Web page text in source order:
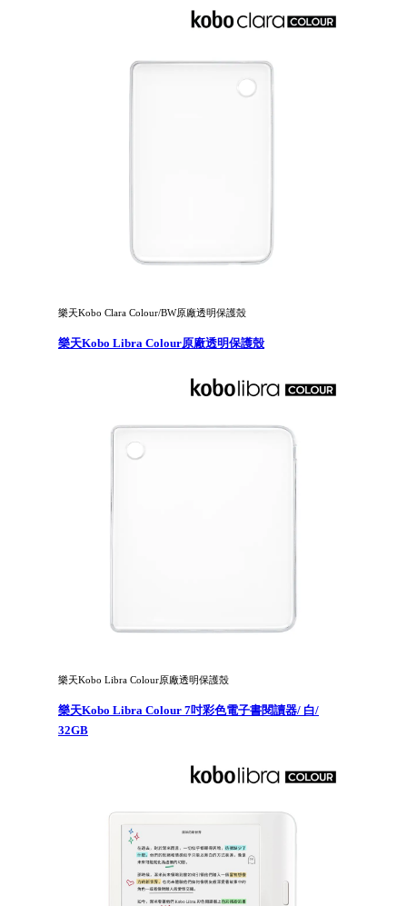
樂天Kobo Clara Colour/BW原廠透明保護殼
樂天Kobo Libra Colour原廠透明保護殼
樂天Kobo Libra Colour原廠透明保護殼
樂天Kobo Libra Colour 7吋彩色電子書閱讀器/ 白/
32GB